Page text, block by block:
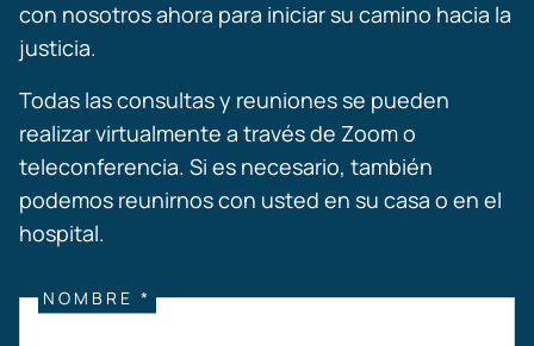
con nosotros ahora para iniciar su camino hacia la
justicia.
Todas las consultas y reuniones se pueden
realizar virtualmente a través de Zoom o
teleconferencia. Si es necesario, también
podemos reunirnos con usted en su casa o en el
hospital.
NOMBRE *